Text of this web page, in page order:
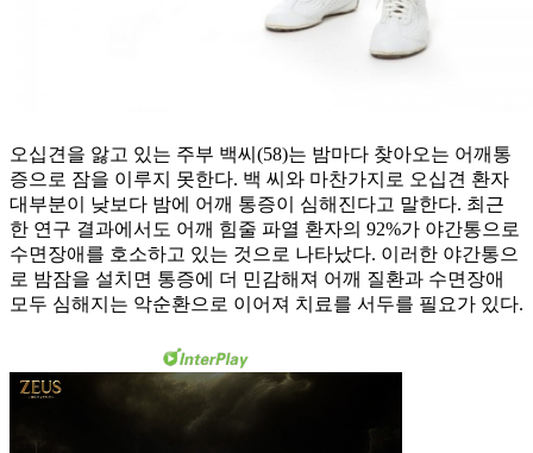
오십견을 앓고 있는 주부 백씨(58)는 밤마다 찾아오는 어깨통
증으로 잠을 이루지 못한다. 백 씨와 마찬가지로 오십견 환자
대부분이 낮보다 밤에 어깨 통증이 심해진다고 말한다. 최근
한 연구 결과에서도 어깨 힘줄 파열 환자의 92%가 야간통으로
수면장애를 호소하고 있는 것으로 나타났다. 이러한 야간통으
로 밤잠을 설치면 통증에 더 민감해져 어깨 질환과 수면장애
모두 심해지는 악순환으로 이어져 치료를 서두를 필요가 있다.